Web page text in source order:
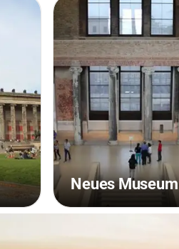
Neues Museum